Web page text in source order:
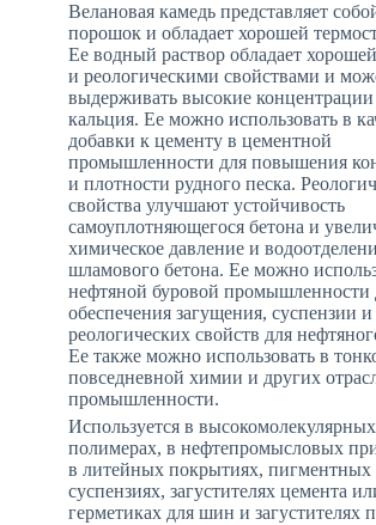
Велановая камедь представляет
порошок и обладает хорошей
Ее водный раствор обладает
и реологическими свойствами и
выдерживать высокие
кальция. Ее можно использовать в
добавки к цементу в цементной
промышленности для повышения
и плотности рудного песка.
свойства улучшают устойчивость
самоуплотняющегося бетона и
химическое давление и
шламового бетона. Ее можно
нефтяной буровой промышленности
обеспечения загущения, суспензии и
реологических свойств для
Ее также можно использовать в
повседневной химии и других
промышленности.
Используется в высокомолекулярных
полимерах, в нефтепромысловых
в литейных покрытиях, пигментных
суспензиях, загустителях цемента
герметиках для шин и загустителях